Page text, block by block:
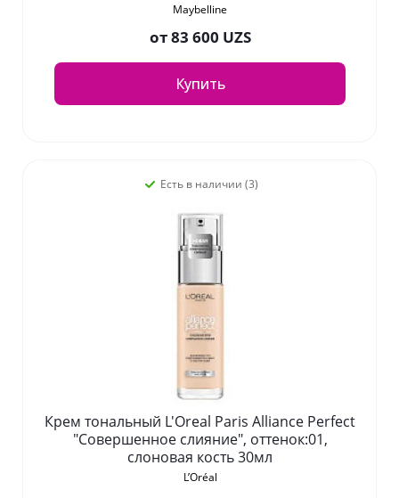
Maybelline
от83 600 UZS
Купить
Есть в наличии (3)
Крем тональный L'Oreal Paris Alliance Perfect
"Совершенное слияние", оттенок:01,
слоновая кость 30мл
L’Oréal